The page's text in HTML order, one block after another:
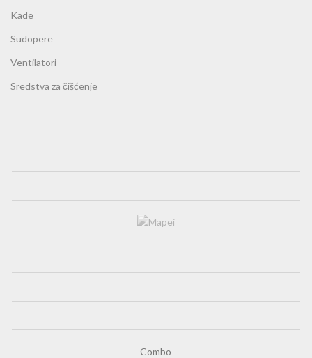
Kade
Sudopere
Ventilatori
Sredstva za čišćenje
Combo